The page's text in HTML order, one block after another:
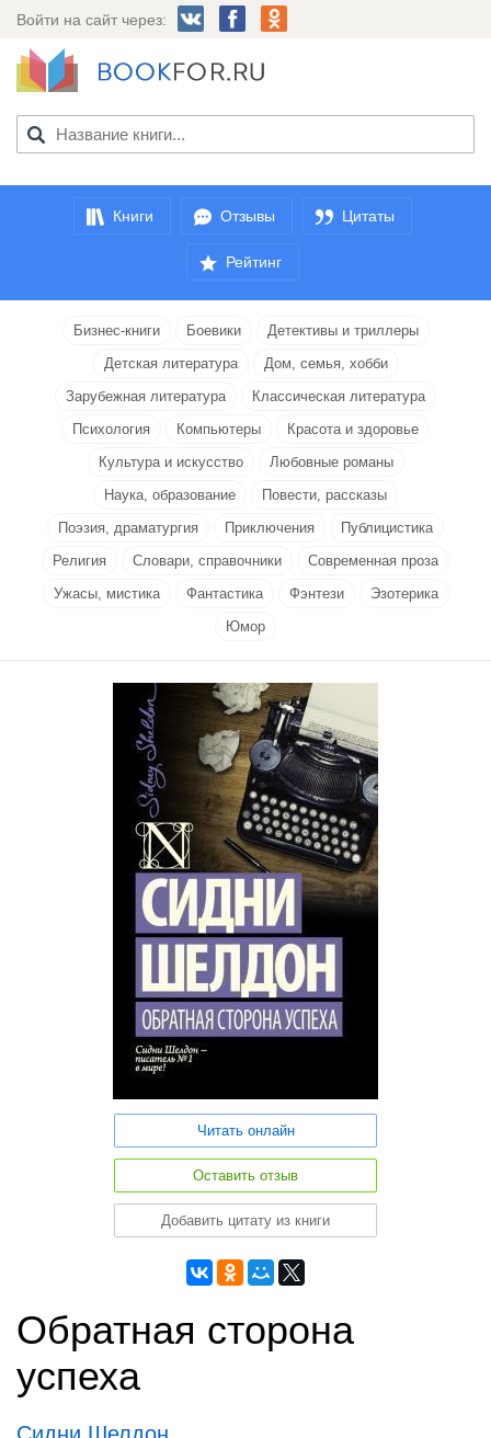
Войти на сайт через:
Книги Отзывы Цитаты
Рейтинг
Бизнес-книги Боевики
Детективы и триллеры
Детская литература
Дом, семья, хобби
Зарубежная литература
Классическая литература
Психология
Компьютеры
Красота и здоровье
Культура и искусство
Любовные романы
Наука, образование
Повести, рассказы
Поэзия, драматургия
Приключения
Публицистика
Религия
Словари, справочники
Современная проза
Ужасы, мистика
Фантастика Фэнтези
Эзотерика
Юмор
Читать онлайн
Оставить отзыв
Добавить цитату из книги
Обратная сторона
успеха